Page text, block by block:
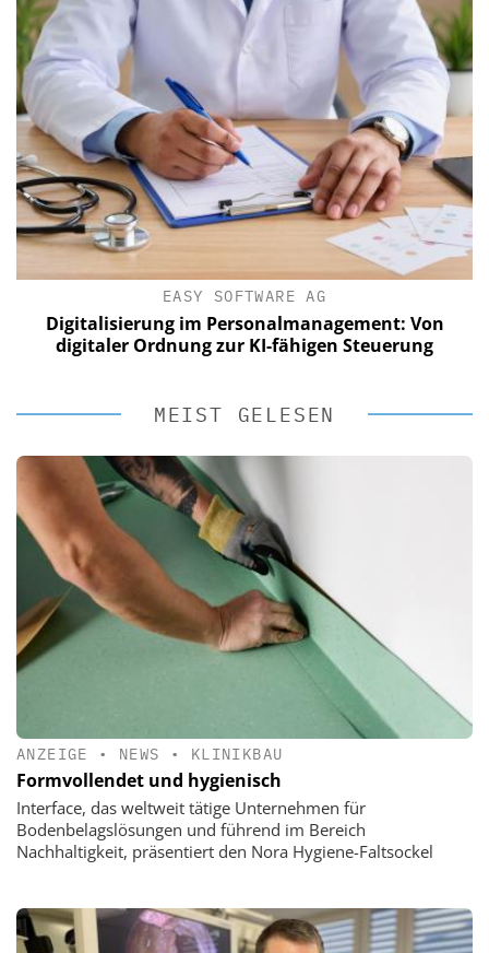
EASY SOFTWARE AG
Digitalisierung im Personalmanagement: Von
digitaler Ordnung zur KI-fähigen Steuerung
MEIST GELESEN
ANZEIGE • NEWS • KLINIKBAU
Formvollendet und hygienisch
Interface, das weltweit tätige Unternehmen für
Bodenbelagslösungen und führend im Bereich
Nachhaltigkeit, präsentiert den Nora Hygiene-Faltsockel